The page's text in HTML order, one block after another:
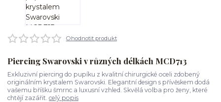
Ohodnotit produkt
Piercing Swarovski v různých délkách MCD713
Exkluzivní piercing do pupíku z kvalitní chirurgické oceli zdobený
originálním krystalem Swarovski. Elegantní design s přívěskem dodá
vašemu bříšku šmrnc a luxusní vzhled. Skvělá volba pro ženy, které
chtějí zazářit. celý popis